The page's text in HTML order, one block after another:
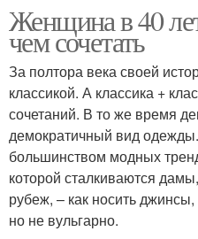
Женщина в 40
чем сочетать
За полтора века своей
классикой. А классика +
сочетаний. В то же время
демократичный вид
большинством модных
которой сталкиваются
рубеж, – как носить
но не вульгарно.